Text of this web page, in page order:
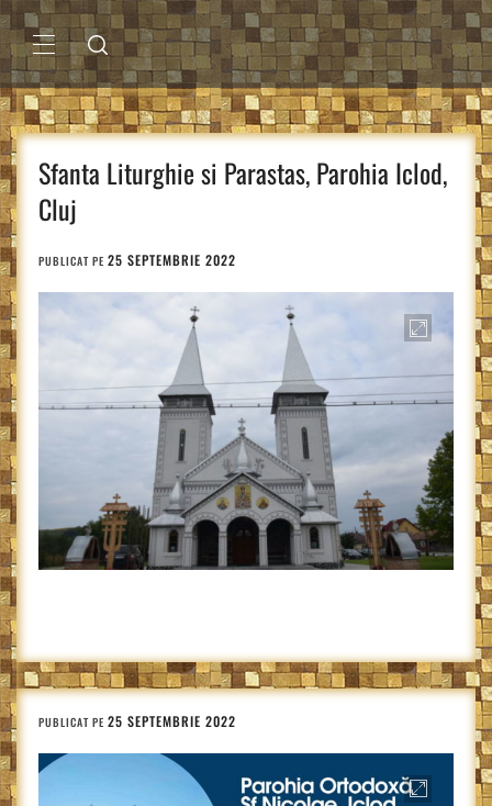
Sari
la
conținutMENIU
PRINCIPAL
Sfanta Liturghie si Parastas, Parohia Iclod,
Cluj
PUBLICAT PE 25 SEPTEMBRIE 2022
PUBLICAT PE 25 SEPTEMBRIE 2022